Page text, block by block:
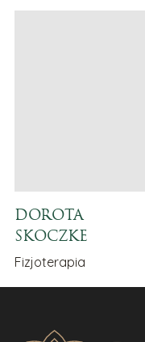
DOROTA
SKOCZKE
Fizjoterapia